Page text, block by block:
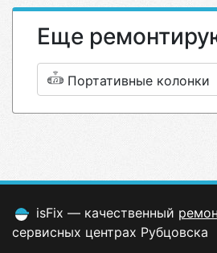
Еще
Портативные колонки
isFix — качественный
сервисных центрах Рубцовска